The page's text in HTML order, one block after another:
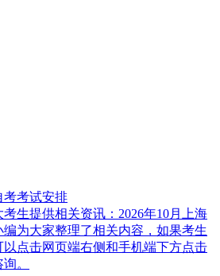
考考试安排
生提供相关资讯：2026年10月上海
编为大家整理了相关内容，如果考生
点击网页端右侧和手机端下方点击
。